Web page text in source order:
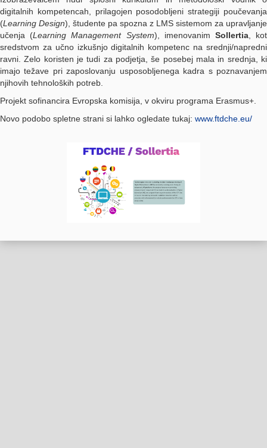
digitalnih kompetencah, prilagojen posodobljeni strategiji poučevanja
(Learning Design), študente pa spozna z LMS sistemom za upravljanje
učenja (Learning Management System), imenovanim Sollertia, kot
sredstvom za učno izkušnjo digitalnih kompetenc na srednji/napredni
ravni. Zelo koristen je tudi za podjetja, še posebej mala in srednja, ki
imajo težave pri zaposlovanju usposobljenega kadra s poznavanjem
njihovih tehnoloških potreb.
Projekt sofinancira Evropska komisija, v okviru programa Erasmus+.
Novo podobo spletne strani si lahko ogledate tukaj: www.ftdche.eu/